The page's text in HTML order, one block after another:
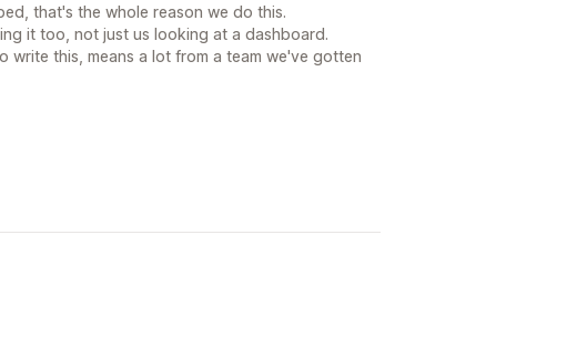
that's the whole reason we do this.
it too, not just us looking at a dashboard.
write this, means a lot from a team we've gotten